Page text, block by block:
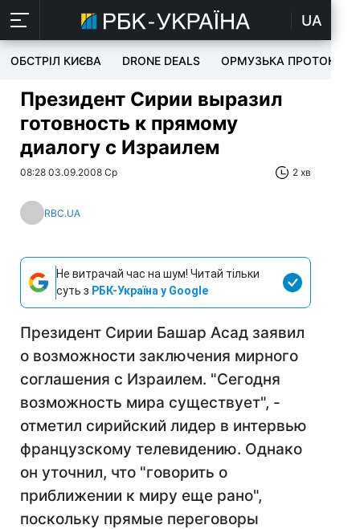
UA
ОБСТРІЛ КИЄВА DRONE DEALS ОРМУЗЬКА ПРОТОКА
Президент Сирии выразил
готовность к прямому
диалогу с Израилем
08:28 03.09.2008 Ср 2 хв
RBC.UA
Не витрачай час на шум! Читай тільки
суть з РБК-Україна у Google
Президент Сирии Башар Асад заявил
о возможности заключения мирного
соглашения с Израилем. "Сегодня
возможность мира существует", -
отметил сирийский лидер в интервью
французскому телевидению. Однако
он уточнил, что "говорить о
приближении к миру еще рано",
поскольку прямые переговоры